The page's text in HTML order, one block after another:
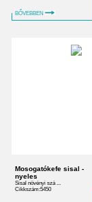
BŐVEBBEN
Mosogatókefe sisal -
nyeles
Sisal növényi szá ...
Cikkszám:5450